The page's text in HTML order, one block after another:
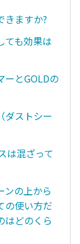
きますか?
ても効果は
ーとGOLDの
ダストシー
は混ざって
ンの上から
の使い方だ
はどのくら